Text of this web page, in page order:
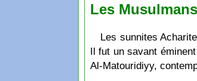
Les
Les sunnites
Il fut un savant
Al-Matouridiyy,